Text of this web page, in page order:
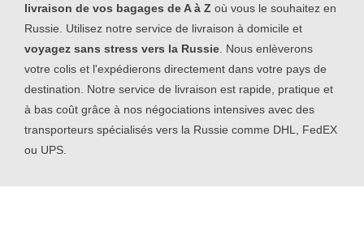
livraison de vos bagages de A à Z où vous le souhaitez en
Russie. Utilisez notre service de livraison à domicile et
voyagez sans stress vers la Russie . Nous enlèverons
votre colis et l'expédierons directement dans votre pays de
destination. Notre service de livraison est rapide, pratique et
à bas coût grâce à nos négociations intensives avec des
transporteurs spécialisés vers la Russie comme DHL, FedEX
ou UPS.